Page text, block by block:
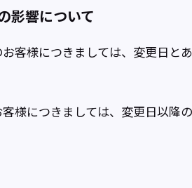
影響について
客様につきましては、変更日と
様につきましては、変更日以降